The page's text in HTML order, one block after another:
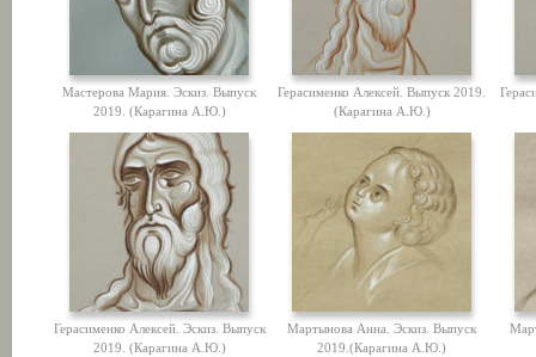
Мастерова Мария. Эскиз. Выпуск
2019. (Карагина А.Ю.)
Герасименко Алексей. Выпуск 2019.
(Карагина А.Ю.)
Герасименко Алексей. Эскиз. Выпуск
2019. (Карагина А.Ю.)
Мартынова Анна. Эскиз. Выпуск
2019.(Карагина А.Ю.)